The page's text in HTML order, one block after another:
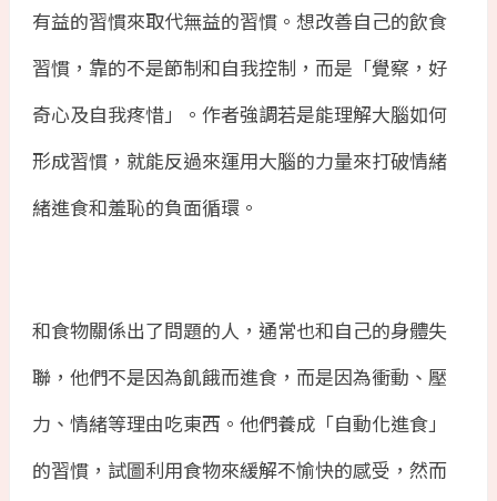
有益的習慣來取代無益的習慣。想改善自己的飲食
習慣，靠的不是節制和自我控制，而是「覺察，好
奇心及自我疼惜」。作者強調若是能理解大腦如何
形成習慣，就能反過來運用大腦的力量來打破情緒
緒進食和羞恥的負面循環。
和食物關係出了問題的人，通常也和自己的身體失
聯，他們不是因為飢餓而進食，而是因為衝動、壓
力、情緒等理由吃東西。他們養成「自動化進食」
的習慣，試圖利用食物來緩解不愉快的感受，然而